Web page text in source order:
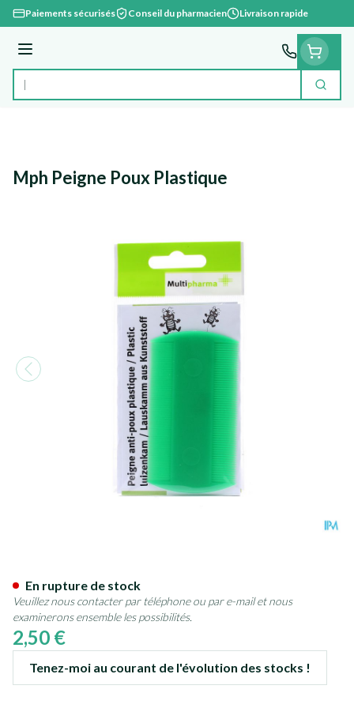
Aller au contenu
Paiements sécurisés Conseil du pharmacien Livraison rapide
Menu
Rechercher
Mph Peigne Poux Plastique
2,50 €
Tenez-moi au courant de l'évolution des stocks !
En rupture de stock
Veuillez nous contacter par téléphone ou par e-mail et nous
examinerons ensemble les possibilités.